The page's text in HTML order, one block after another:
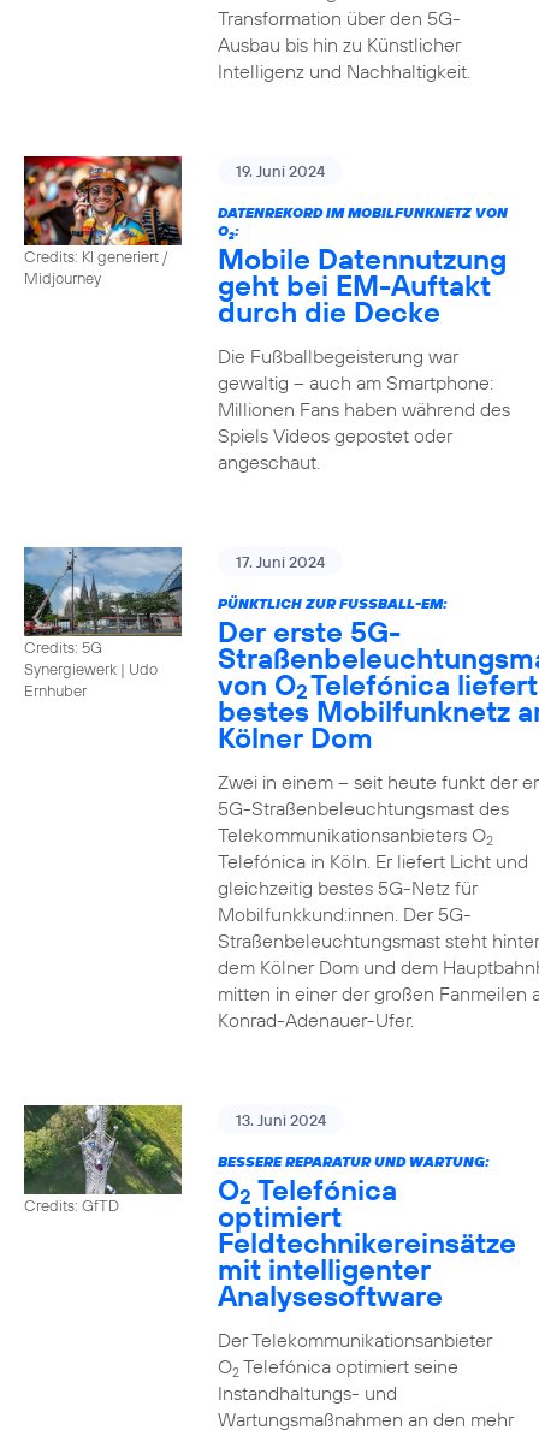
Transformation über den 5G-
Ausbau bis hin zu Künstlicher
Intelligenz und Nachhaltigkeit.
Credits: KI generiert /
Midjourney
19. Juni 2024
DATENREKORD IM MOBILFUNKNETZ VON
O2:
Mobile Datennutzung
geht bei EM-Auftakt
durch die Decke
Die Fußballbegeisterung war
gewaltig – auch am Smartphone:
Millionen Fans haben während des
Spiels Videos gepostet oder
angeschaut.
Credits: 5G
Synergiewerk | Udo
Ernhuber
17. Juni 2024
PÜNKTLICH ZUR FUSSBALL-EM:
Der erste 5G-
von O2Telefónica liefert
bestes Mobilfunknetz
Kölner Dom
Zwei in einem – seit heute funkt der
5G-Straßenbeleuchtungsmast des
Telekommunikationsanbieters O2
Telefónica in Köln. Er liefert Licht und
gleichzeitig bestes 5G-Netz für
Mobilfunkkund:innen. Der 5G-
Straßenbeleuchtungsmast steht hinter
dem Kölner Dom und dem
mitten in einer der großen Fanmeilen
Konrad-Adenauer-Ufer.
Credits: GfTD
13. Juni 2024
BESSERE REPARATUR UND WARTUNG:
O2 Telefónica
optimiert
Feldtechnikereinsätze
mit intelligenter
Analysesoftware
Der Telekommunikationsanbieter
O2Telefónica optimiert seine
Instandhaltungs- und
Wartungsmaßnahmen an den mehr